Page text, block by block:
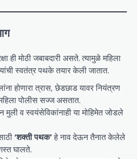
ही मोठी जबाबदारी असते. त्यामुळे महिला
यांची स्वतंत्र पथके तयार केली जातात.
होणारा त्रास, छेडछाड यावर नियंत्रण
पोलीस सज्ज असतात.
मुली व स्वयंसेविकांनाही या मोहिमेत जोडले
‘शक्ती पथक’हे नाव देऊन तैनात केलेले
घालते.